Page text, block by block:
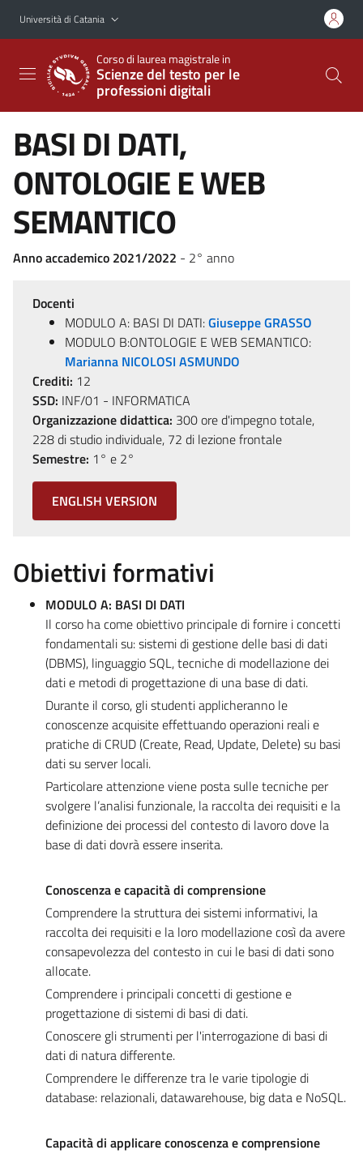
Vai al contenuto principale
Vai al menu di navigazione
Università di Catania
Corso di laurea magistrale in
Scienze del testo per le
professioni digitali
BASI DI DATI,
ONTOLOGIE E WEB
SEMANTICO
Anno accademico 2021/2022 - 2° anno
Docenti
MODULO A: BASI DI DATI:Giuseppe GRASSO
MODULO B:ONTOLOGIE E WEB SEMANTICO:
Marianna NICOLOSI ASMUNDO
Crediti: 12
SSD: INF/01 - INFORMATICA
Organizzazione didattica: 300 ore d'impegno totale,
228 di studio individuale, 72 di lezione frontale
Semestre: 1° e 2°
ENGLISH VERSION
Obiettivi formativi
MODULO A: BASI DI DATI
Il corso ha come obiettivo principale di fornire i concetti
fondamentali su: sistemi di gestione delle basi di dati
(DBMS), linguaggio SQL, tecniche di modellazione dei
dati e metodi di progettazione di una base di dati.
Durante il corso, gli studenti applicheranno le
conoscenze acquisite effettuando operazioni reali e
pratiche di CRUD (Create, Read, Update, Delete) su basi
dati su server locali.
Particolare attenzione viene posta sulle tecniche per
svolgere l’analisi funzionale, la raccolta dei requisiti e la
definizione dei processi del contesto di lavoro dove la
base di dati dovrà essere inserita.
Conoscenza e capacità di comprensione
Comprendere la struttura dei sistemi informativi, la
raccolta dei requisiti e la loro modellazione così da avere
consapevolezza del contesto in cui le basi di dati sono
allocate.
Comprendere i principali concetti di gestione e
progettazione di sistemi di basi di dati.
Conoscere gli strumenti per l'interrogazione di basi di
dati di natura differente.
Comprendere le differenze tra le varie tipologie di
database: relazionali, datawarehouse, big data e NoSQL.
Capacità di applicare conoscenza e comprensione